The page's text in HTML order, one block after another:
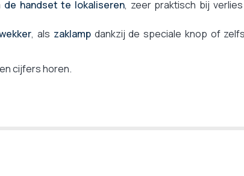
175 g
2 jaar
de handset te lokaliseren, zeer praktisch bij
, als zaklampdankzij de speciale knop of
cijfers horen.